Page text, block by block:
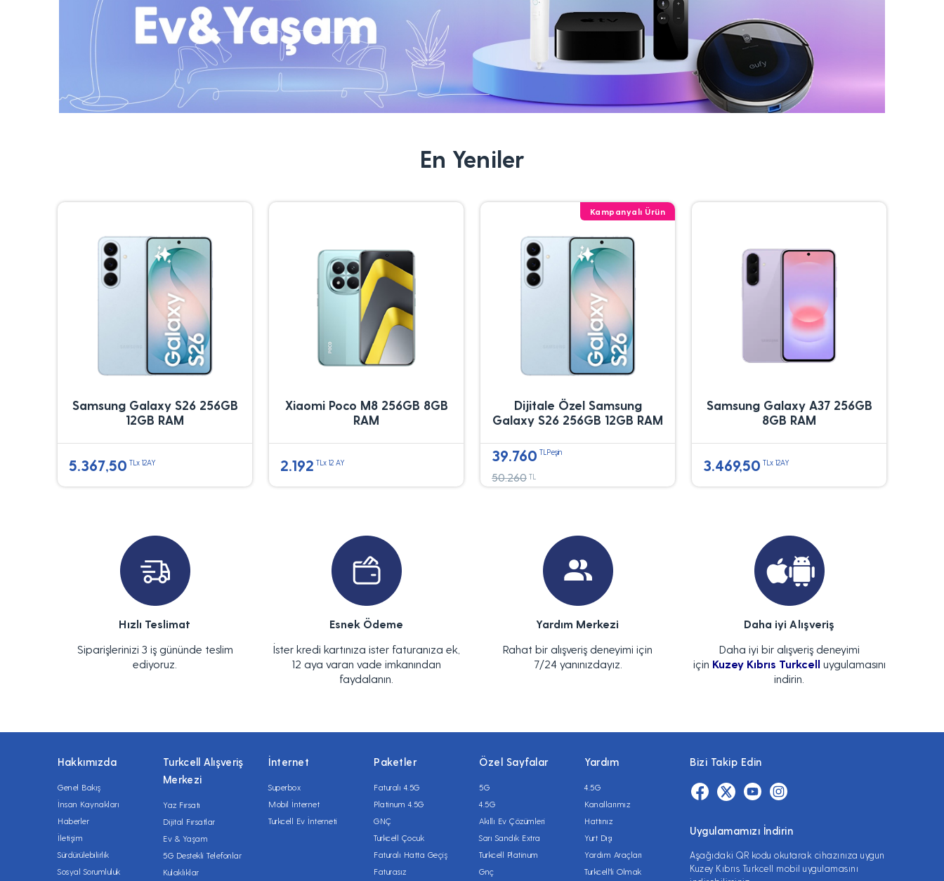
En Yeniler
Samsung Galaxy S26 256GB
12GB RAM
5.367,50 TLx 12AY
Xiaomi Poco M8 256GB 8GB
RAM
2.192 TLx 12 AY
Kampanyalı Ürün
Dijitale Özel Samsung
Galaxy S26 256GB 12GB RAM
39.760 TLPeşin
50.260 TL
Samsung Galaxy A37 256GB
8GB RAM
3.469,50 TLx 12AY
Hızlı Teslimat
Siparişlerinizi 3 iş gününde teslim
ediyoruz.
Esnek Ödeme
İster kredi kartınıza ister faturanıza ek,
12 aya varan vade imkanından
faydalanın.
Yardım Merkezi
Rahat bir alışveriş deneyimi için
7/24 yanınızdayız.
Daha iyi Alışveriş
Daha iyi bir alışveriş deneyimi
için Kuzey Kıbrıs Turkcell uygulamasını
indirin.
Hakkımızda
Genel Bakış
İnsan Kaynakları
Haberler
İletişim
Sürdürülebilirlik
Sosyal Sorumluluk
Turkcell Alışveriş
Merkezi
Yaz Fırsatı
Dijital Fırsatlar
Ev & Yaşam
5G Destekli Telefonlar
Kulaklıklar
İnternet
Superbox
Mobil İnternet
Turkcell Ev İnterneti
Paketler
Faturalı 4.5G
Platinum 4.5G
GNÇ
Turkcell Çocuk
Faturalı Hatta Geçiş
Faturasız
Özel Sayfalar
5G
4.5G
Akıllı Ev Çözümleri
Sarı Sandık Extra
Turkcell Platinum
Gnç
Yardım
4.5G
Kanallarımız
Hattınız
Yurt Dışı
Yardım Araçları
Turkcell'li Olmak
Bizi Takip Edin
Uygulamamızı İndirin
Aşağıdaki QR kodu okutarak cihazınıza uygun
Kuzey Kıbrıs Turkcell mobil uygulamasını